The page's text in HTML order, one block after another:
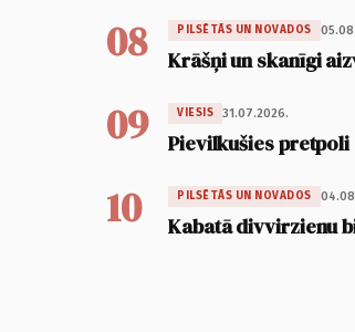
08 PILSĒTĀS UN NOVADOS
Krāšņi un skanīgi
09 VIESIS 31.07.2026.
Pievilkušies pretpoli
10 PILSĒTĀS UN NOVADOS
Kabatā divvirzienu